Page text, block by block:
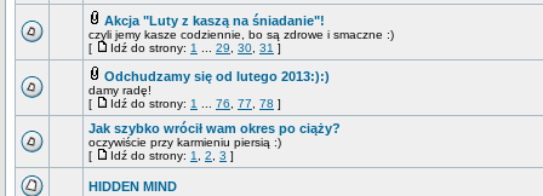
Akcja "Luty z kaszą na śniadanie"!
czyli jemy kasze codziennie, bo są zdrowe i smaczne :)
[
Idź do strony: 1 29 30 31 ]
Odchudzamy się od lutego 2013:):)
damy radę!
[
Idź do strony: 1 76 77 78 ]
Jak szybko wrócił wam okres po ciąży?
oczywiście przy karmieniu piersią :)
[
Idź do strony: 1 2 3 ]
HIDDEN MIND